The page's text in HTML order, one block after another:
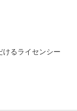
けるライセンシー